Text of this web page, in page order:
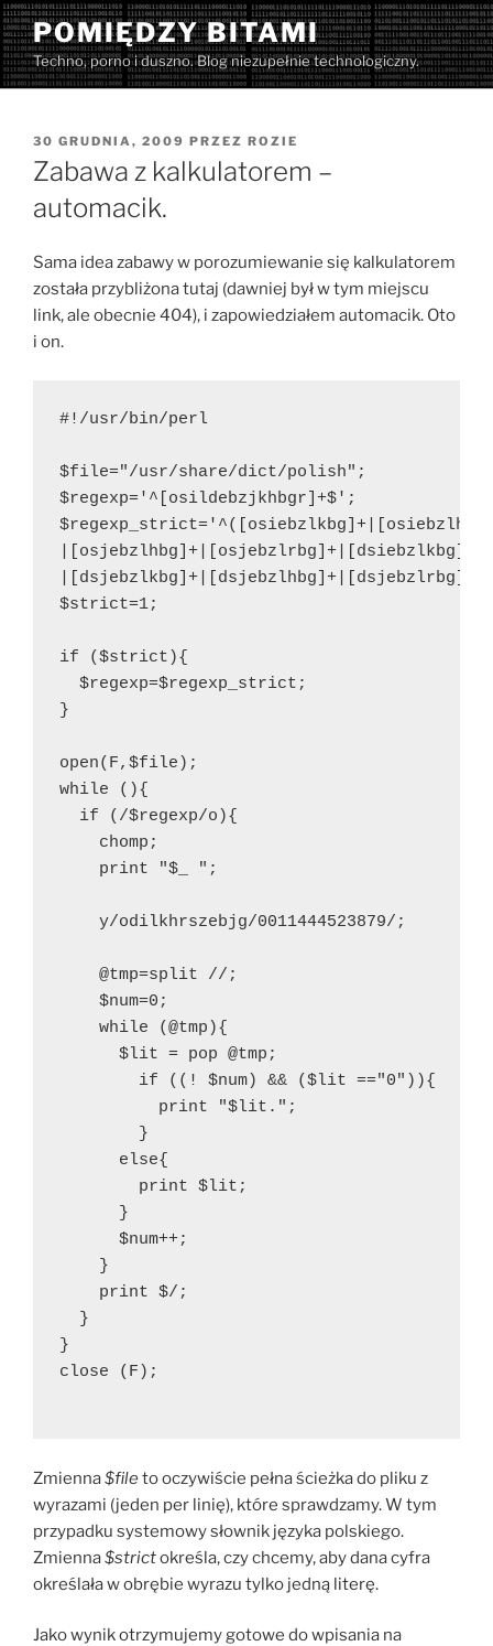
Przejdź
do
treści
POMIĘDZY BITAMI
Techno, porno i duszno. Blog niezupełnie technologiczny.
OPUBLIKOWANE
W
30 GRUDNIA, 2009 PRZEZ ROZIE
Zabawa z kalkulatorem –
automacik.
Sama idea zabawy w porozumiewanie się kalkulatorem
została przybliżona tutaj (dawniej był w tym miejscu
link, ale obecnie 404), i zapowiedziałem automacik. Oto
i on.
#!/usr/bin/perl
$file="/usr/share/dict/polish";
$regexp='^[osildebzjkhbgr]+$';
$strict=1;
if ($strict){
  $regexp=$regexp_strict;
}
open(F,$file);
while (){
  if (/$regexp/o){
    chomp;
    print "$_ ";
    y/odilkhrszebjg/0011444523879/;
    @tmp=split //;
    $num=0;
    while (@tmp){
      $lit = pop @tmp;
        if ((! $num) && ($lit =="0")){
          print "$lit.";
        }
      else{
        print $lit;
      }
      $num++;
    }
    print $/;
  }
}
close (F);
Zmienna$fileto oczywiście pełna ścieżka do pliku z
wyrazami (jeden per linię), które sprawdzamy. W tym
przypadku systemowy słownik języka polskiego.
Zmienna$strictokreśla, czy chcemy, aby dana cyfra
określała w obrębie wyrazu tylko jedną literę.
Jako wynik otrzymujemy gotowe do wpisania na